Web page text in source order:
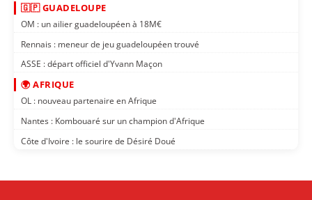
🇬🇵 GUADELOUPE
OM : un ailier guadeloupéen à 18M€
Rennais : meneur de jeu guadeloupéen trouvé
ASSE : départ officiel d'Yvann Maçon
🌍 AFRIQUE
OL : nouveau partenaire en Afrique
Nantes : Kombouaré sur un champion d'Afrique
Côte d'Ivoire : le sourire de Désiré Doué